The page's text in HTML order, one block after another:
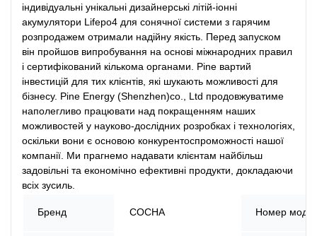
індивідуальні унікальні дизайнерські літій-іонні
акумулятори Lifepo4 для сонячної системи з гарячим
розпродажем отримали надійну якість. Перед запуском
він пройшов випробування на основі міжнародних правил
і сертифікований кількома органами. Pine вартий
інвестицій для тих клієнтів, які шукають можливості для
бізнесу. Pine Energy (Shenzhen)co., Ltd продовжуватиме
наполегливо працювати над покращенням наших
можливостей у науково-дослідних розробках і технологіях,
оскільки вони є основою конкурентоспроможності нашої
компанії. Ми прагнемо надавати клієнтам найбільш
задовільні та економічно ефективні продукти, докладаючи
всіх зусиль.
Бренд СОСНА Номер